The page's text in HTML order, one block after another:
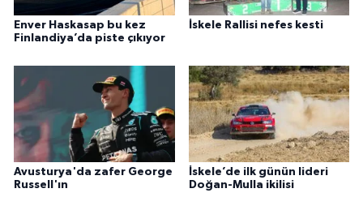
Enver Haskasap bu kez
Finlandiya’da piste çıkıyor
İskele Rallisi nefes kesti
Avusturya'da zafer George
Russell'ın
İskele’de ilk günün lideri
Doğan-Mulla ikilisi